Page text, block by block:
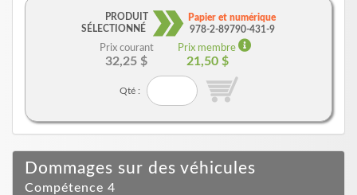
PRODUIT
SÉLECTIONNÉ
Papier et numérique
978-2-89790-431-9
Prix courant
32,25 $
Prix membre
21,50 $
Qté :
Dommages sur des véhicules
Compétence 4